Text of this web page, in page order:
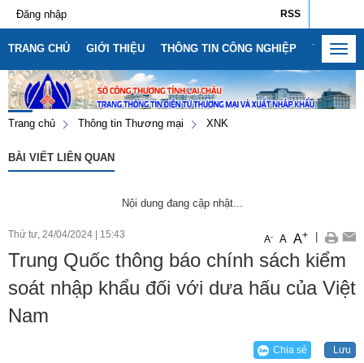
RSS
Đăng nhập
TRANG CHỦ GIỚI THIỆU THÔNG TIN CÔNG NGHIỆP THÔNG
Trang chủ Thông tin Thương mại XNK
BÀI VIẾT LIÊN QUAN
Nội dung đang cập nhật...
Thứ tư, 24/04/2024 15:43 A- A A+
Trung Quốc thông báo chính sách kiểm
soát nhập khẩu đối với dưa hấu của Việt
Nam
Chia sẻ Lưu
Tên: (Kế hoạch thực hiện Nghị quyết số 57-NQ/TW, ngày
22/12/2024 của Bộ Chính trị về đột phá phát triển khoa học,
công nghệ, đổi mới sáng tạo và chuyển đổi số quốc gia năm
2026)